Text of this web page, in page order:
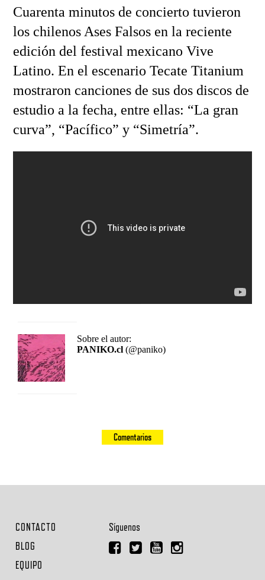
Cuarenta minutos de concierto tuvieron
los chilenos Ases Falsos en la reciente
edición del festival mexicano Vive
Latino. En el escenario Tecate Titanium
mostraron canciones de sus dos discos de
estudio a la fecha, entre ellas: “La gran
curva”, “Pacífico” y “Simetría”.
Sobre el autor:
PANIKO.cl (@paniko)
Comentarios
CONTACTO
BLOG
EQUIPO
Síguenos